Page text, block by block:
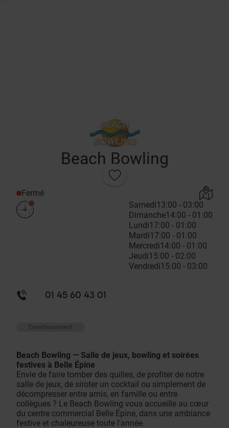
Beach Bowling
Fermé
Samedi13:00 - 03:00
Dimanche14:00 - 01:00
Lundi17:00 - 01:00
Mardi17:00 - 01:00
Mercredi14:00 - 01:00
Jeudi15:00 - 02:00
Vendredi15:00 - 03:00
01 45 60 43 01
Divertissement
Beach Bowling — Salle de jeux, bowling et soirées
festives à Belle Épine
Envie de faire tomber des quilles, de profiter de notre
salle de jeux, de siroter un cocktail ou simplement de
décompresser entre amis, en famille ou entre
collègues ? Le Beach Bowling vous accueille au cœur
du centre commercial Belle Épine, dans une ambiance
festive et chaleureuse toute l'année.